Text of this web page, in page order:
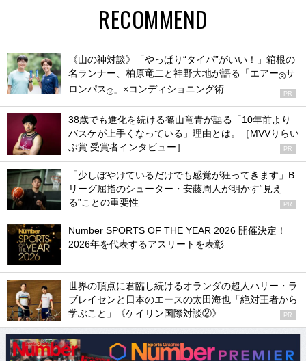
RECOMMEND
《山の神対談》「やっぱり“タイパ”がいい！」箱根の
名ランナー、柏原竜二と神野大地が語る「エアー®サ
ロンパス® 」×コンディショニング術 PR
38歳でも進化を続ける篠山竜青が語る「10年前より
バスケが上手くなっている」理由とは。［MVVりらい
ぶ賞 受賞者インタビュー］
PR
「少しぼやけているだけでも感覚が狂ってきます」B
リーグ屈指のシューター・安藤周人が明かす“見え
る”ことの重要性
PR
Number SPORTS OF THE YEAR 2026 開催決定！
2026年を代表するアスリートを表彰
世界の頂点に君臨し続けるオランダの超人ハリー・ラ
ブレイセンと日本のエースの太田海也「絶対王者から
学ぶこと」《ケイリン国際対談②》
PR